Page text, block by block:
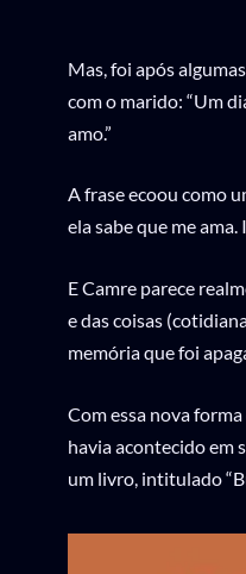
Mas, foi após
com o marido: “Um
amo.”
A frase ecoou como
ela sabe que me
E Camre parece
e das coisas
memória que foi
Com essa nova
havia acontecido em
um livro, intitulado